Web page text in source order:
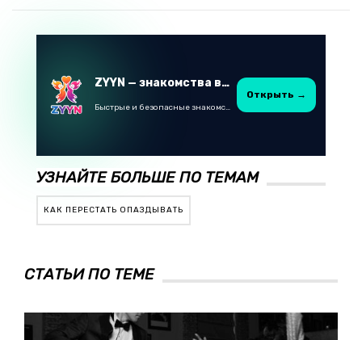
ZYYN — знакомства в Казахстане
Быстрые и безопасные знакомства в Telegram
Открыть →
УЗНАЙТЕ БОЛЬШЕ ПО ТЕМАМ
КАК ПЕРЕСТАТЬ ОПАЗДЫВАТЬ
СТАТЬИ ПО ТЕМЕ